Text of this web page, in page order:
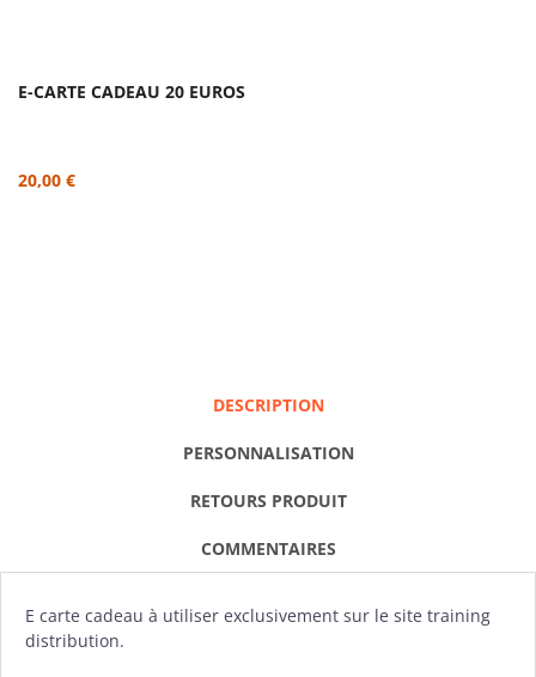
E-CARTE CADEAU 20 EUROS
20,00 €
DESCRIPTION
PERSONNALISATION
RETOURS PRODUIT
COMMENTAIRES
E carte cadeau à utiliser exclusivement sur le site training
distribution.